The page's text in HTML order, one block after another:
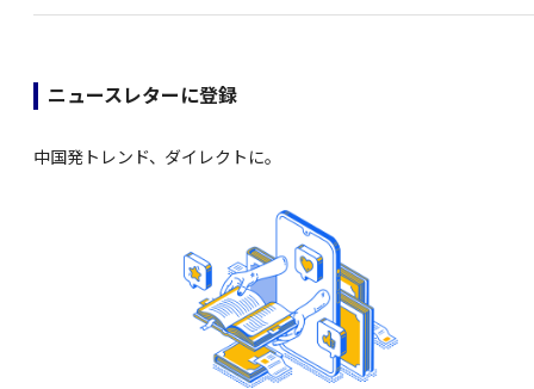
ニュースレターに登録
中国発トレンド、ダイレクトに。